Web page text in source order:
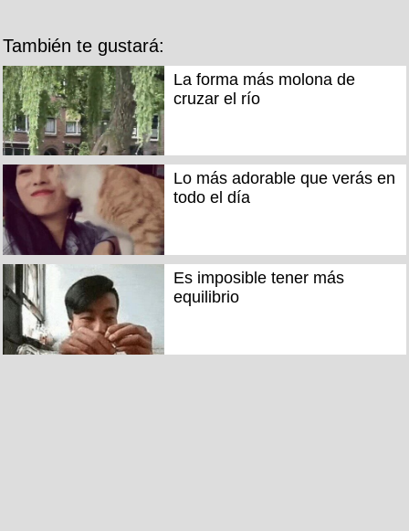
También te gustará:
La forma más molona de
cruzar el río
Lo más adorable que verás en
todo el día
Es imposible tener más
equilibrio